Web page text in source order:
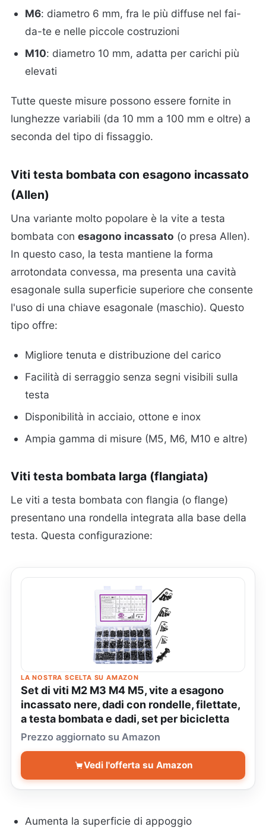
M6: diametro 6 mm, fra le più diffuse nel fai-
da-te e nelle piccole costruzioni
M10: diametro 10 mm, adatta per carichi più
elevati
Tutte queste misure possono essere fornite in
lunghezze variabili (da 10 mm a 100 mm e oltre) a
seconda del tipo di fissaggio.
Viti testa bombata con esagono incassato
(Allen)
Una variante molto popolare è la vite a testa
bombata con esagono incassato (o presa Allen).
In questo caso, la testa mantiene la forma
arrotondata convessa, ma presenta una cavità
esagonale sulla superficie superiore che consente
l'uso di una chiave esagonale (maschio). Questo
tipo offre:
Migliore tenuta e distribuzione del carico
Facilità di serraggio senza segni visibili sulla
testa
Disponibilità in acciaio, ottone e inox
Ampia gamma di misure (M5, M6, M10 e altre)
Viti testa bombata larga (flangiata)
Le viti a testa bombata con flangia (o flange)
presentano una rondella integrata alla base della
testa. Questa configurazione:
LA NOSTRA SCELTA SU AMAZON
Set di viti M2 M3 M4 M5, vite a esagono
incassato nere, dadi con rondelle, filettate,
a testa bombata e dadi, set per bicicletta
Prezzo aggiornato su Amazon
Vedi l'offerta su Amazon
Aumenta la superficie di appoggio